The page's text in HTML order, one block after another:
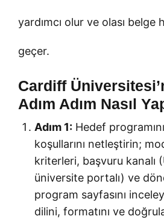
yardımcı olur ve olası belge
geçer.
Cardiff
Adım Adım Nasıl
Adım 1: Hedef
koşullarını netleştirin;
kriterleri, başvuru kanalı
üniversite portalı) ve
program sayfasını
dilini, formatını ve